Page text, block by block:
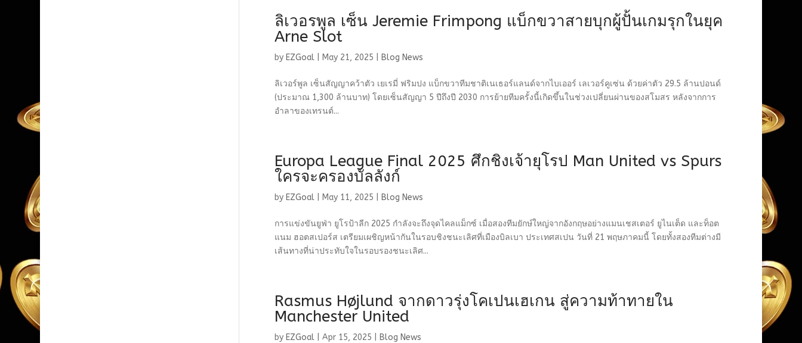
ลิเวอรพูล เซ็น Jeremie Frimpong แบ็กขวาสายบุกผู้ปั้นเกมรุกในยุค
Arne Slot
by EZGoal| May 21, 2025 Blog News
ลิเวอร์พูล เซ็นสัญญาคว้าตัว เยเรมี่ ฟริมปง แบ็กขวาทีมชาติเนเธอร์แลนด์จากไบเออร์ เลเวอร์คูเซ่น ด้วยค่าตัว 29.5 ล้านปอนด์
(ประมาณ 1,300 ล้านบาท) โดยเซ็นสัญญา 5 ปีถึงปี 2030 การย้ายทีมครั้งนี้เกิดขึ้นในช่วงเปลี่ยนผ่านของสโมสร หลังจากการ
อำลาของเทรนต์...
Europa League Final 2025 ศึกชิงเจ้ายุโรป Man United vs Spurs
ใครจะครองบัลลังก์
by EZGoal| May 11, 2025 Blog News
การแข่งขันยูฟ่า ยูโรป้าลีก 2025 กำลังจะถึงจุดไคลแม็กซ์ เมื่อสองทีมยักษ์ใหญ่จากอังกฤษอย่างแมนเชสเตอร์ ยูไนเต็ด และท็อต
แนม ฮอตสเปอร์ส เตรียมเผชิญหน้ากันในรอบชิงชนะเลิศที่เมืองบิลเบา ประเทศสเปน วันที่ 21 พฤษภาคมนี้ โดยทั้งสองทีมต่างมี
เส้นทางที่น่าประทับใจในรอบรองชนะเลิศ...
Rasmus Højlund จากดาวรุ่งโคเปนเฮเกน สู่ความท้าทายใน
Manchester United
by EZGoal| Apr 15, 2025 Blog News